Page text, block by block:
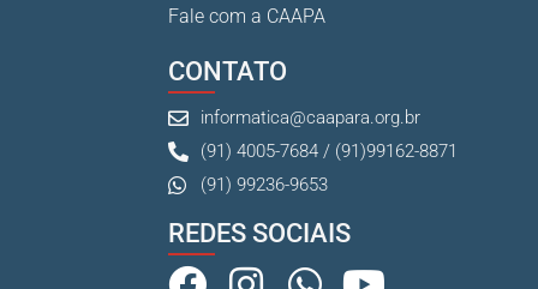
Fale com a CAAPA
CONTATO
informatica@caapara.org.br
(91) 4005-7684 / (91)99162-8871
(91) 99236-9653
REDES SOCIAIS